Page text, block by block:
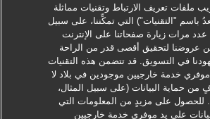
ملفات تعريف الارتباط وتقنيات مماثلة
باسم "التقنيات") التي تمكِّننا، على سبيل
عدد مرات زيارة صفحاتنا على الإنترنت
عروضنا لتحقيق أقصى قدر من الراحة
في التسويق. قد تتضمن هذه التقنيات
موفري خدمة خارجيين موجودين في بلاد لا
من حماية البيانات (على سبيل المثال،
للحصول على مزيدٍ من المعلومات التي
على يد موفري خدمة خارجيين